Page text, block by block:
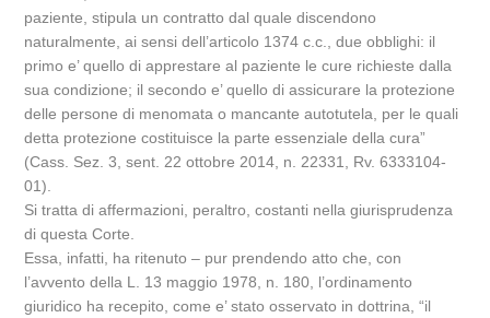
paziente, stipula un contratto dal quale discendono
naturalmente, ai sensi dell’articolo 1374 c.c., due obblighi: il
primo e’ quello di apprestare al paziente le cure richieste dalla
sua condizione; il secondo e’ quello di assicurare la protezione
delle persone di menomata o mancante autotutela, per le quali
detta protezione costituisce la parte essenziale della cura”
(Cass. Sez. 3, sent. 22 ottobre 2014, n. 22331, Rv. 6333104-
01).
Si tratta di affermazioni, peraltro, costanti nella giurisprudenza
di questa Corte.
Essa, infatti, ha ritenuto – pur prendendo atto che, con
l’avvento della L. 13 maggio 1978, n. 180, l’ordinamento
giuridico ha recepito, come e’ stato osservato in dottrina, “il